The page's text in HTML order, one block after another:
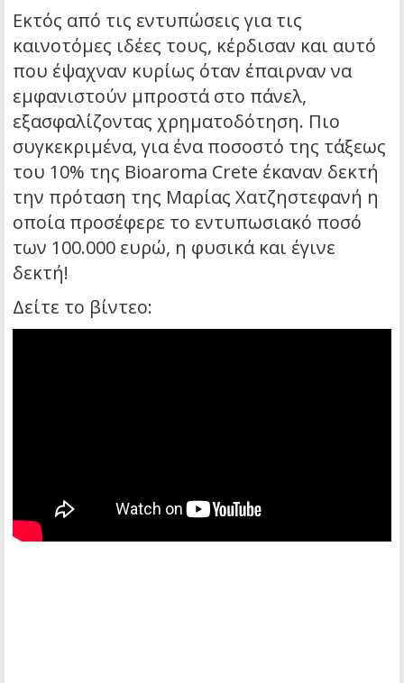
Εκτός από τις εντυπώσεις για τις
καινοτόμες ιδέες τους, κέρδισαν και αυτό
που έψαχναν κυρίως όταν έπαιρναν να
εμφανιστούν μπροστά στο πάνελ,
εξασφαλίζοντας χρηματοδότηση. Πιο
συγκεκριμένα, για ένα ποσοστό της τάξεως
του 10% της Bioaroma Crete έκαναν δεκτή
την πρόταση της Μαρίας Χατζηστεφανή η
οποία προσέφερε το εντυπωσιακό ποσό
των 100.000 ευρώ, η φυσικά και έγινε
δεκτή!
Δείτε το βίντεο: